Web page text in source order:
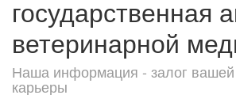
государственная
ветеринарной
Наша информация - залог
карьеры